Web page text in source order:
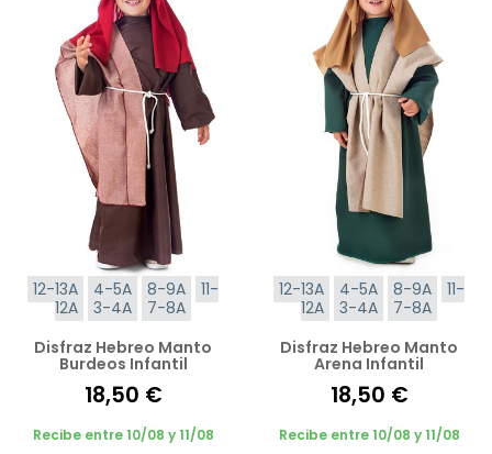
12-13A 4-5A 8-9A
11-
12A
3-4A
7-8A
Disfraz Hebreo Manto
Burdeos Infantil
18,50 €
Recibe entre 10/08 y 11/08
12-13A 4-5A 8-9A
11-
12A
3-4A
7-8A
Disfraz Hebreo Manto
Arena Infantil
18,50 €
Recibe entre 10/08 y 11/08